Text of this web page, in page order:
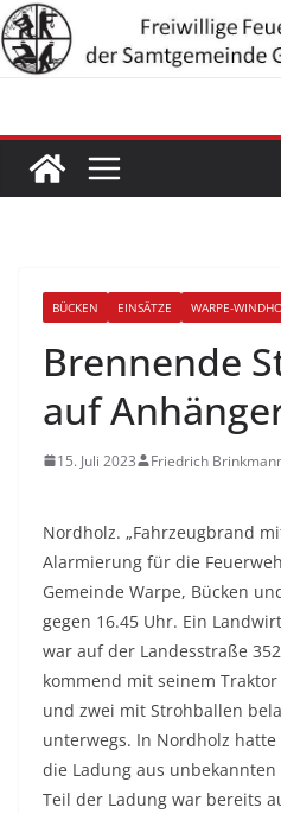
Zum
Inhalt
springen
BÜCKEN EINSÄTZE WARPE-
Brennende
auf
15. Juli 2023 Friedrich
Nordholz. „Fahrzeugbrand
Alarmierung für die
Gemeinde Warpe, Bücken
gegen 16.45 Uhr. Ein Landwirt
war auf der Landesstraße
kommend mit seinem Traktor
und zwei mit Strohballen
unterwegs. In Nordholz hatte
die Ladung aus
Teil der Ladung war bereits